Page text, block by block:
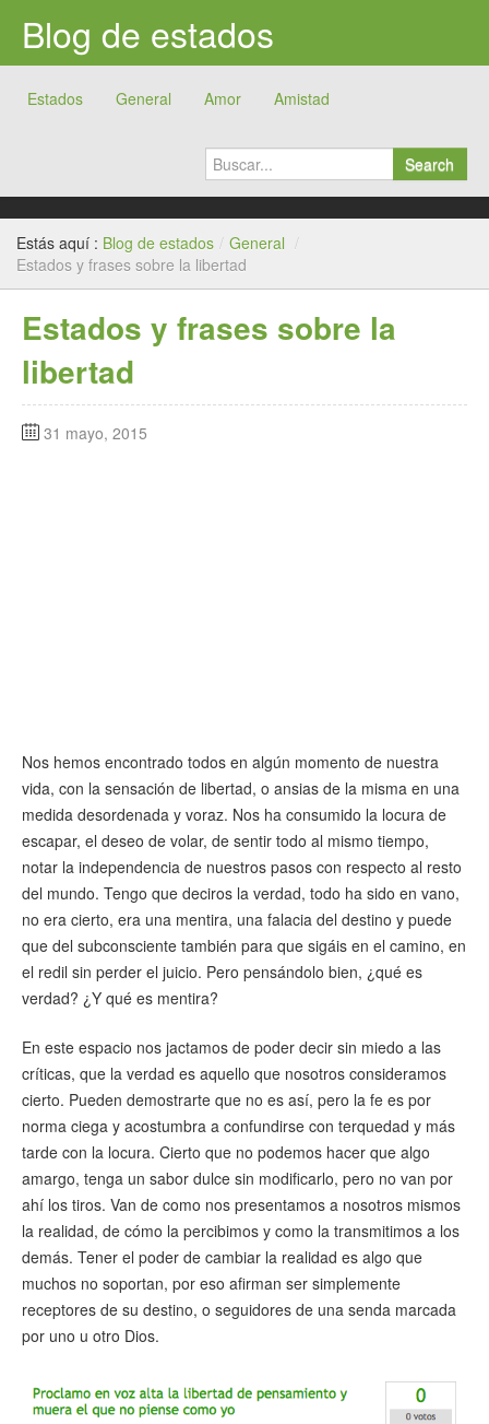
Blog de estados
Estados General Amor Amistad
Search
Estás aquí : Blog de estados / General /
Estados y frases sobre la libertad
Estados y frases sobre la
libertad
31 mayo, 2015
Nos hemos encontrado todos en algún momento de nuestra
vida, con la sensación de libertad, o ansias de la misma en una
medida desordenada y voraz. Nos ha consumido la locura de
escapar, el deseo de volar, de sentir todo al mismo tiempo,
notar la independencia de nuestros pasos con respecto al resto
del mundo. Tengo que deciros la verdad, todo ha sido en vano,
no era cierto, era una mentira, una falacia del destino y puede
que del subconsciente también para que sigáis en el camino, en
el redil sin perder el juicio. Pero pensándolo bien, ¿qué es
verdad? ¿Y qué es mentira?
En este espacio nos jactamos de poder decir sin miedo a las
críticas, que la verdad es aquello que nosotros consideramos
cierto. Pueden demostrarte que no es así, pero la fe es por
norma ciega y acostumbra a confundirse con terquedad y más
tarde con la locura. Cierto que no podemos hacer que algo
amargo, tenga un sabor dulce sin modificarlo, pero no van por
ahí los tiros. Van de como nos presentamos a nosotros mismos
la realidad, de cómo la percibimos y como la transmitimos a los
demás. Tener el poder de cambiar la realidad es algo que
muchos no soportan, por eso afirman ser simplemente
receptores de su destino, o seguidores de una senda marcada
por uno u otro Dios.